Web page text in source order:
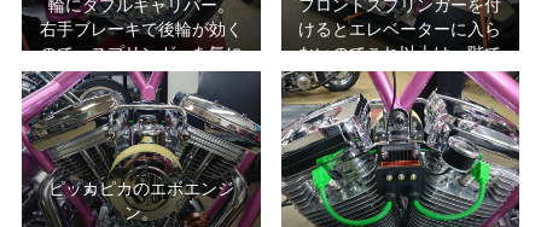
輪にダブルキャリパー。
右手ブレーキで後輪が効く
ので、スプリンガーを気に
せずブレーキングして下さ
い。
フロントスプリンガーを付
けるとエレベーターに入ら
ないのでこれ以上は一階で
組み立てます(^^;)
ピッカピカのエボエンジ
ン。